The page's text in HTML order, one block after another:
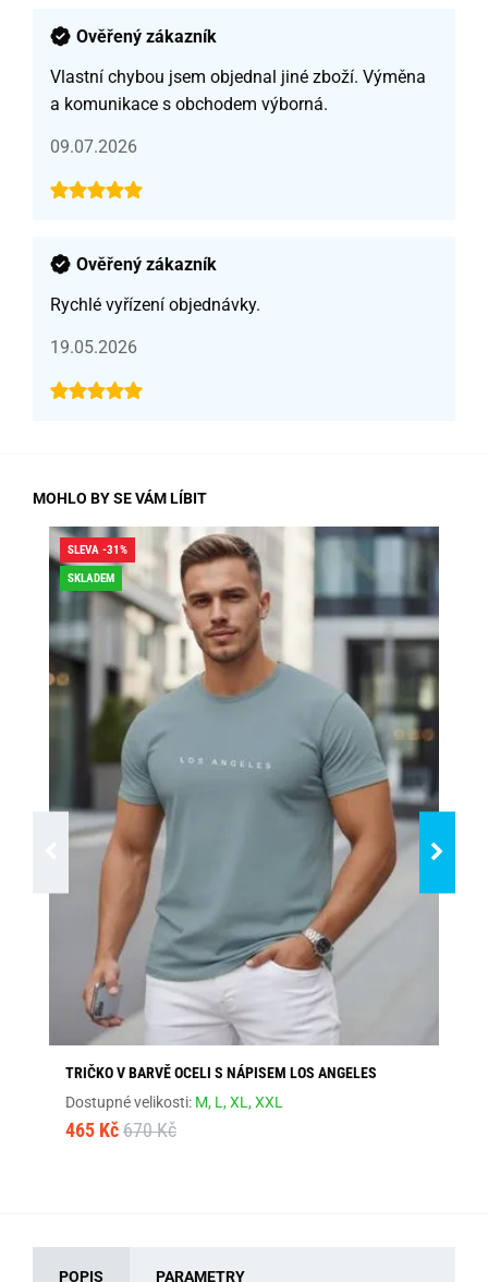
Ověřený zákazník
Vlastní chybou jsem objednal jiné zboží. Výměna
a komunikace s obchodem výborná.
09.07.2026
Ověřený zákazník
Rychlé vyřízení objednávky.
19.05.2026
MOHLO BY SE VÁM LÍBIT
SLEVA -31%
SKLADEM
TRIČKO V BARVĚ OCELI S NÁPISEM LOS ANGELES
Dostupné velikosti: M, L,XL,XXL
465 Kč 670 Kč
POPIS PARAMETRY